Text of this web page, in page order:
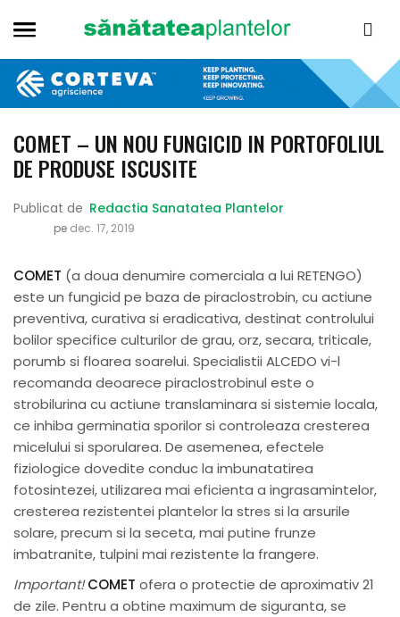
COMET – UN NOU FUNGICID IN PORTOFOLIUL
DE PRODUSE ISCUSITE
Publicat de Redactia Sanatatea Plantelor
pe dec. 17, 2019
COMET (a doua denumire comerciala a lui RETENGO)
este un fungicid pe baza de piraclostrobin, cu actiune
preventiva, curativa si eradicativa, destinat controlului
bolilor specifice culturilor de grau, orz, secara, triticale,
porumb si floarea soarelui. Specialistii ALCEDO vi-l
recomanda deoarece piraclostrobinul este o
strobilurina cu actiune translaminara si sistemie locala,
ce inhiba germinatia sporilor si controleaza cresterea
micelului si sporularea. De asemenea, efectele
fiziologice dovedite conduc la imbunatatirea
fotosintezei, utilizarea mai eficienta a ingrasamintelor,
cresterea rezistentei plantelor la stres si la arsurile
solare, precum si la seceta, mai putine frunze
imbatranite, tulpini mai rezistente la frangere.
Important! COMET ofera o protectie de aproximativ 21
de zile. Pentru a obtine maximum de siguranta, se